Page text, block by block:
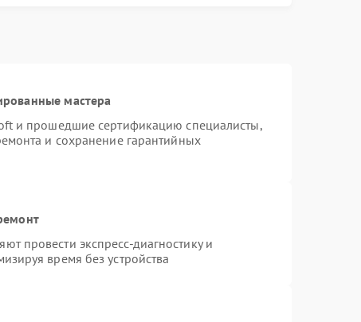
мастера
и прошедшие сертификацию специалисты,
и сохранение гарантийных
провести экспресс-диагностику и
время без устройства